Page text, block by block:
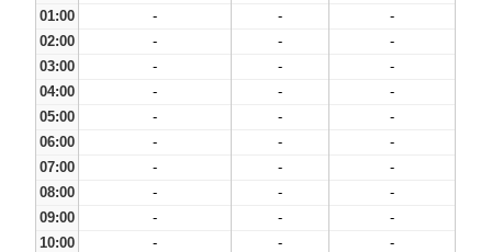
01:00
- -
-
02:00
- -
-
03:00
- -
-
04:00
- -
-
05:00
- -
-
06:00
- -
-
07:00
- -
-
08:00
- -
-
09:00
- -
-
10:00
- -
-